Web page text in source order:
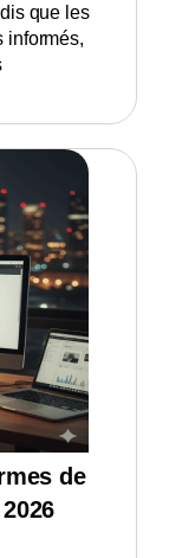
que les
informés,
de